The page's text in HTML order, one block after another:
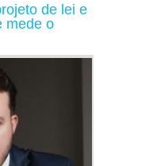
de lei e
mede o